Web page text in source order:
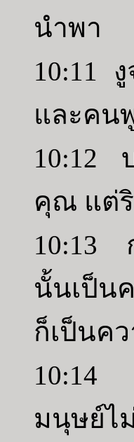
นำพา
10:11
และคน
10:12
คุณ แต่ริ
10:13
นั้นเป็น
ก็เป็นค
10:14
มนุษย์ไ